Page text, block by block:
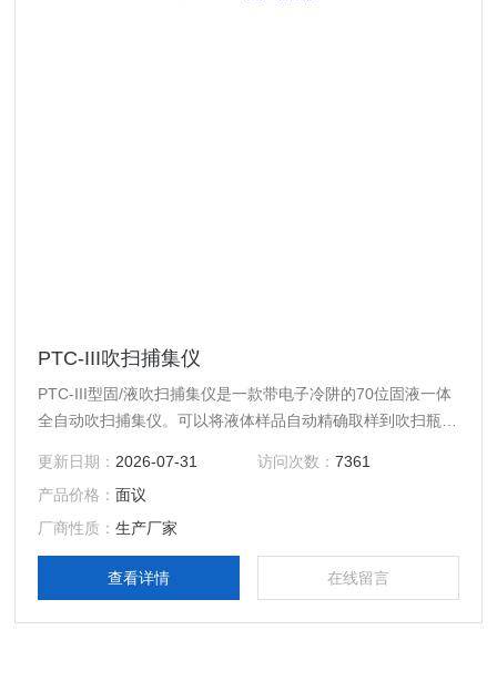
PTC-III吹扫捕集仪
PTC-III型固/液吹扫捕集仪是一款带电子冷阱的70位固液一体
全自动吹扫捕集仪。可以将液体样品自动精确取样到吹扫瓶中
接进行吹扫捕集。自动进样器利用XYZ三 维直线运动部件、
电动五通阀和注射泵自动完成70个样品位的蒸馏水洗针、洗
瓶、样品润洗和液体样品的自动定量取样，还可以完成固体样
品的自动定量注水和磁搅拌。
更新日期： 2026-07-31 访问次数： 7361
产品价格：面议
厂商性质：生产厂家
查看详情 在线留言